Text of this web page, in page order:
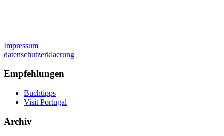
Impressum
datenschutzerklaerung
Empfehlungen
Buchtipps
Visit Portugal
Archiv